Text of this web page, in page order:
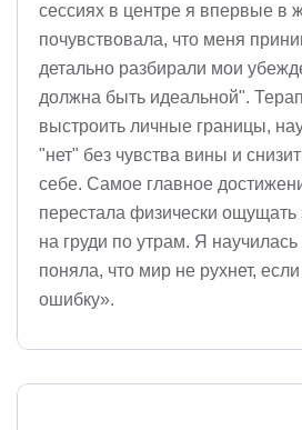
сессиях в центре я впервые в
почувствовала, что меня
детально разбирали мои
должна быть идеальной".
выстроить личные границы,
"нет" без чувства вины и
себе. Самое главное
перестала физически
на груди по утрам. Я научилась
поняла, что мир не рухнет,
ошибку».